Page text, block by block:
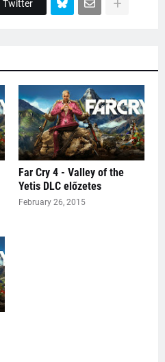
Twitter
Far Cry 4 - Valley of the
Yetis DLC előzetes
February 26, 2015